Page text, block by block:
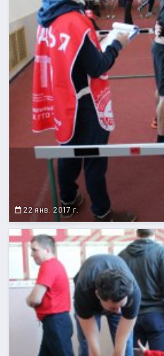
22 янв. 2017 г.